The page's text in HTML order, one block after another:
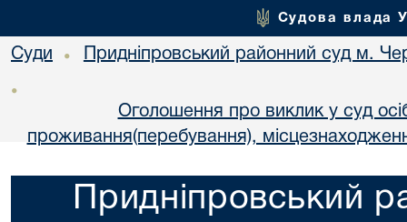
Судова влада
Суди • Придніпровський районний суд м.
•
Оголошення про виклик у суд
проживання(перебування),
Придніпровський